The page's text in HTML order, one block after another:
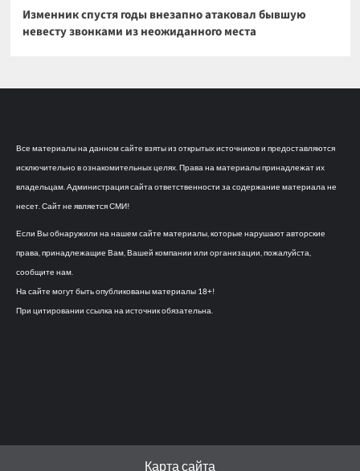
Изменник спустя годы внезапно атаковал бывшую
невесту звонками из неожиданного места
Все материалы на данном сайте взяты из открытых источников и предоставляются
исключительно в ознакомительных целях. Права на материалы принадлежат их
владельцам. Администрация сайта ответственности за содержание материала не
несет. Сайт не является СМИ!
Если Вы обнаружили на нашем сайте материалы, которые нарушают авторские
права, принадлежащие Вам, Вашей компании или организации, пожалуйста,
сообщите нам.
На сайте могут быть опубликованы материалы 18+!
При цитировании ссылка на источник обязательна.
Карта сайта